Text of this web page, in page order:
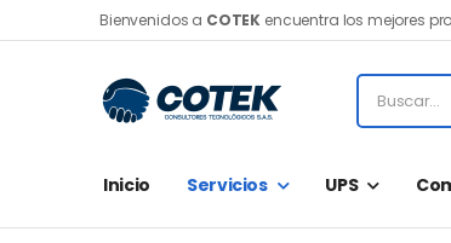
Bienvenidos a COTEK encuentra los mejores
Inicio Servicios UPS